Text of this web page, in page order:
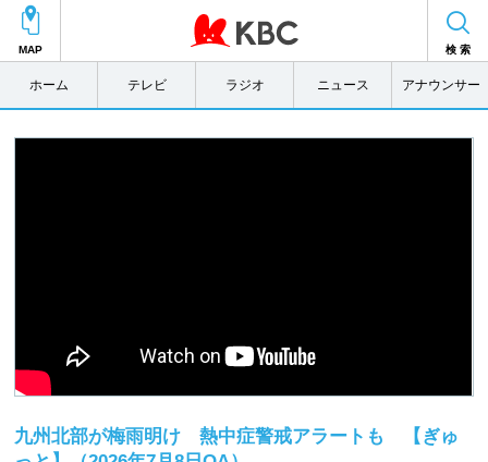
MAP 検 索
ホーム テレビ ラジオ ニュース アナウンサー
九州北部が梅雨明け 熱中症警戒アラートも 【ぎゅ